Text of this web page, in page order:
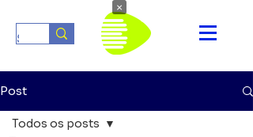
Post
Todos os posts
×